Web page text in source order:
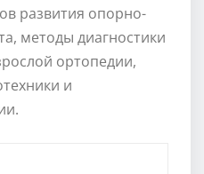
развития опорно-
методы диагностики
ортопедии,
и